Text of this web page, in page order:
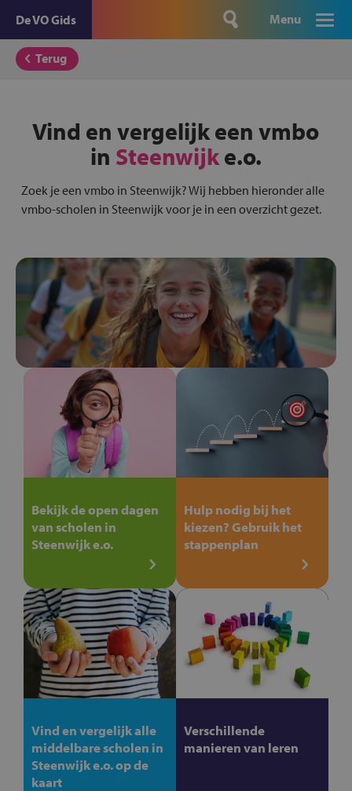
De VO Gids Menu
Terug
Vind en vergelijk een vmbo
in Steenwijke.o.
Zoek je een vmbo in Steenwijk? Wij hebben hieronder alle
vmbo-scholen in Steenwijk voor je in een overzicht gezet.
Bekijk de open dagen
van scholen in
Steenwijk e.o.
Hulp nodig bij het
kiezen? Gebruik het
stappenplan
Vind en vergelijk alle
middelbare scholen in
Steenwijk e.o. op de
kaart
Verschillende
manieren van leren